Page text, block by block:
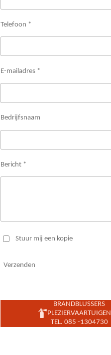
Telefoon *
E-mailadres *
Bedrijfsnaam
Bericht *
Stuur mij een kopie
Verzenden
BRANDBLUSSERS
PLEZIERVAARTUIGEN
TEL. 085 -1304730